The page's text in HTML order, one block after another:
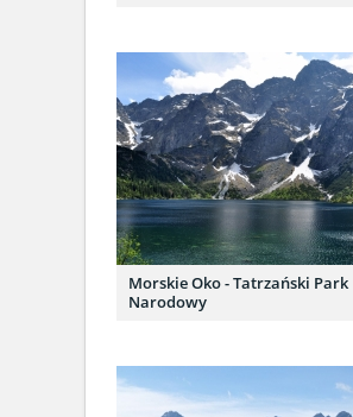
Morskie Oko - Tatrzański Park
Narodowy